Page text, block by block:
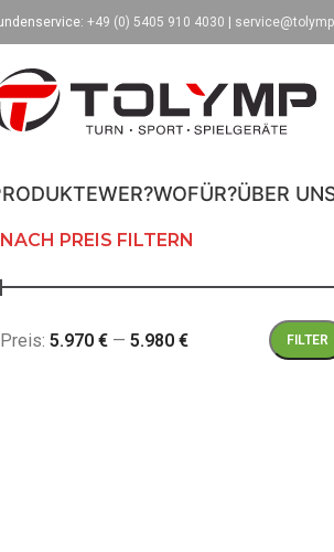
+49 (0) 5405 910 4030
WER?WOFÜR?ÜBER
NACH PREIS FILTERN
FILTER
Preis: 5.970 € — 5.980 €